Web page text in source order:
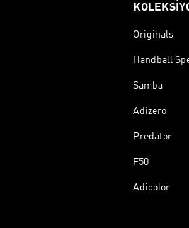
Originals
Handball
Samba
Adizero
Predator
F50
Adicolor